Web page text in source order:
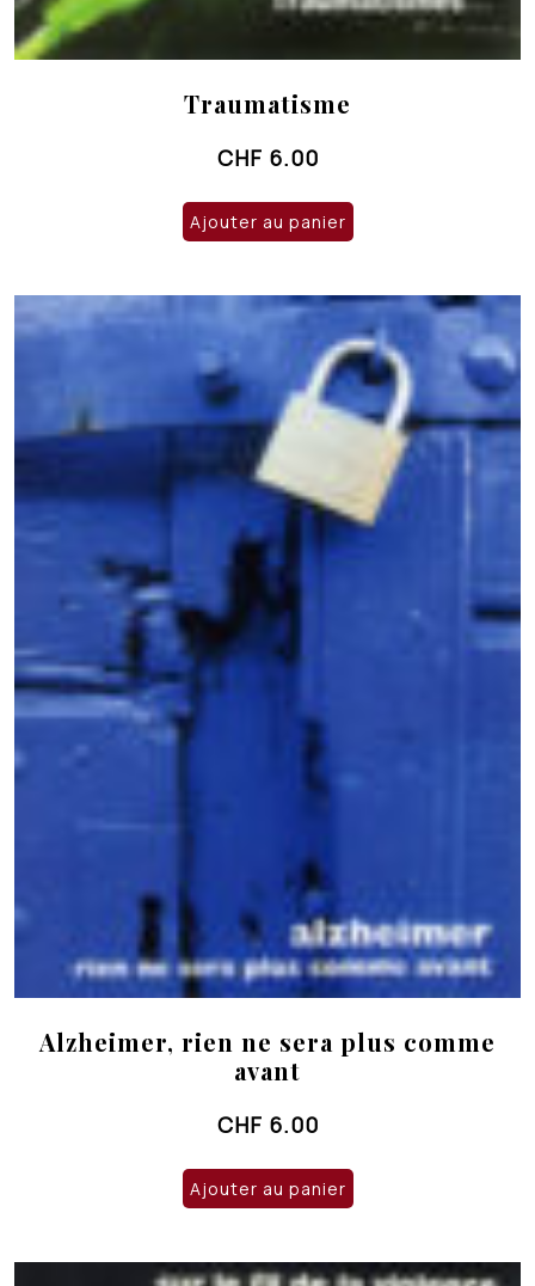
Traumatisme
CHF 6.00
Ajouter au panier
Alzheimer, rien ne sera plus comme
avant
CHF 6.00
Ajouter au panier